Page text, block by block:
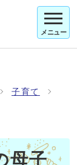
メニュー
子育て
母子